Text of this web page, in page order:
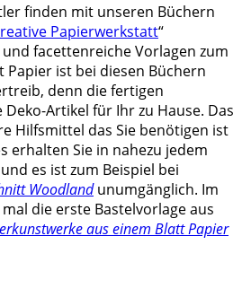
finden mit unseren Büchern
Papierwerkstatt“
facettenreiche Vorlagen zum
ist bei diesen Büchern
denn die fertigen
Artikel für Ihr zu Hause. Das
Hilfsmittel das Sie benötigen ist
erhalten Sie in nahezu jedem
es ist zum Beispiel bei
Woodlandunumgänglich. Im
die erste Bastelvorlage aus
aus einem Blatt Papier